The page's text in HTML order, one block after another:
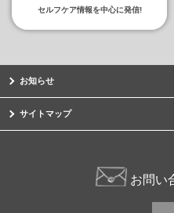
セルフケア情報を中心に発信!
お知らせ
サイトマップ
お問い